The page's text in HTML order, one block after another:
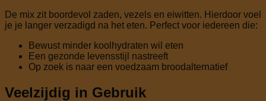
De mix zit boordevol zaden, vezels en eiwitten. Hierdoor voel
je je langer verzadigd na het eten. Perfect voor iedereen die:
Bewust minder koolhydraten wil eten
Een gezonde levensstijl nastreeft
Op zoek is naar een voedzaam broodalternatief
Veelzijdig in Gebruik